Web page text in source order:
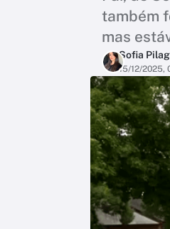
também
mas
Sofia
15/12/2025,